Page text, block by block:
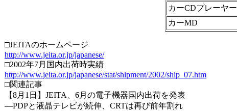
カーCDプレーヤー
カーMD
□JEITAのホームページ
http://www.jeita.or.jp/japanese/
□2002年7月国内出荷時実績
http://www.jeita.or.jp/japanese/stat/shipment/2002/ship_07.htm
□関連記事
【8月1日】JEITA、6月の電子機器国内出荷を発表
―PDPと液晶テレビが続伸、CRTは再び前年割れ